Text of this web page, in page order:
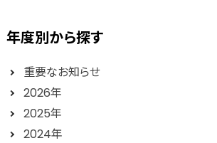
年度別から探す
重要なお知らせ
2026年
2025年
2024年